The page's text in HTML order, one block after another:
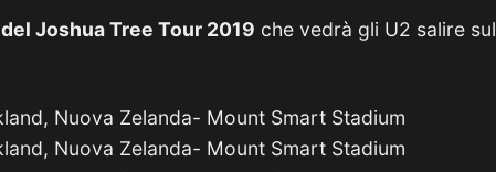
Joshua Tree Tour 2019 che vedrà gli U2 salire
Nuova Zelanda- Mount Smart Stadium
Nuova Zelanda- Mount Smart Stadium